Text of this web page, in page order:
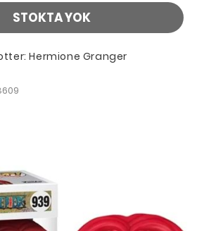
STOKTA YOK
Hermione Granger